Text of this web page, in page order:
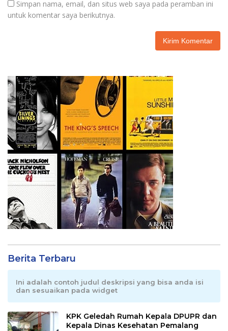
Simpan nama, email, dan situs web saya pada peramban ini
untuk komentar saya berikutnya.
Berita Terbaru
Ini adalah contoh judul deskripsi yang bisa anda isi
dan sesuaikan pada widget
KPK Geledah Rumah Kepala DPUPR dan
Kepala Dinas Kesehatan Pemalang